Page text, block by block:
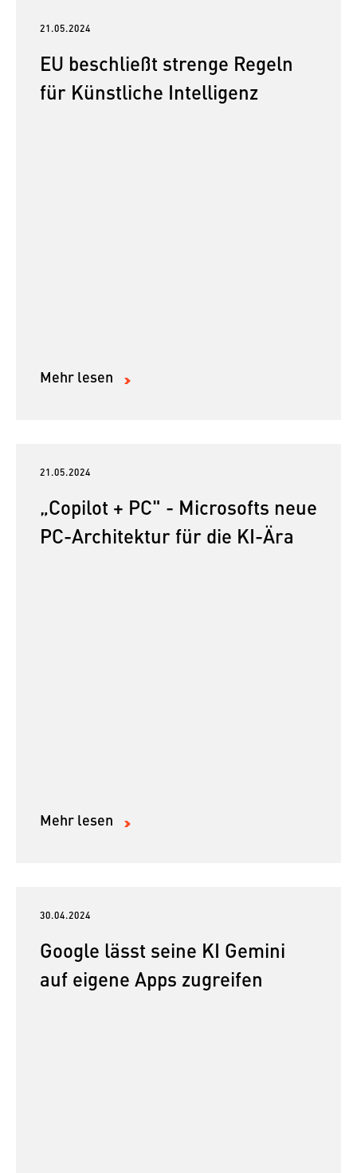
21.05.2024
EU beschließt strenge Regeln
für Künstliche Intelligenz
Mehr lesen
21.05.2024
„Copilot + PC" - Microsofts neue
PC-Architektur für die KI-Ära
Mehr lesen
30.04.2024
Google lässt seine KI Gemini
auf eigene Apps zugreifen